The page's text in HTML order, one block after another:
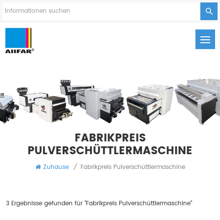
FABRIKPREIS
PULVERSCHÜTTLERMASCHINE
Zuhause / Fabrikpreis Pulverschüttlermaschine
3 Ergebnisse gefunden für "Fabrikpreis Pulverschüttlermaschine"